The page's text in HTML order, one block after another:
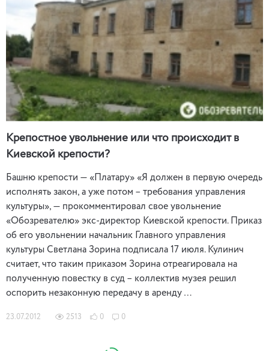
Крепостное увольнение или что происходит в
Киевской крепости?
Башню крепости — «Платару» «Я должен в первую очередь
исполнять закон, а уже потом – требования управления
культуры», — прокомментировал свое увольнение
«Обозревателю» экс-директор Киевской крепости. Приказ
об его увольнении начальник Главного управления
культуры Светлана Зорина подписала 17 июля. Кулинич
считает, что таким приказом Зорина отреагировала на
полученную повестку в суд – коллектив музея решил
оспорить незаконную передачу в аренду …
23.07.2012 2513 0 0